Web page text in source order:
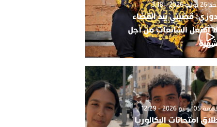
2026 - 3:18
قضيتي بيد القضاء
أفتعل الشائعات من أجل
يونيو 2026 - 12:29
امتحانات البكالوريا